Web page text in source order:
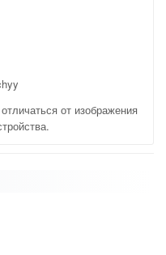
от изображения